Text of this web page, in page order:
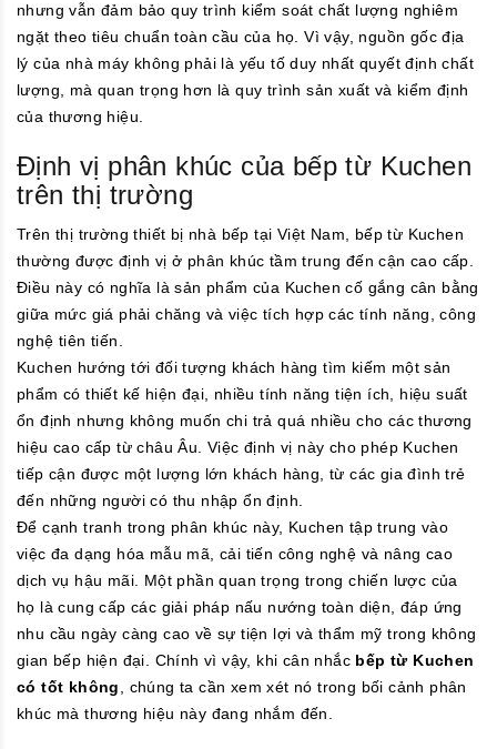
nhưng vẫn đảm bảo quy trình kiểm soát chất lượng nghiêm
ngặt theo tiêu chuẩn toàn cầu của họ. Vì vậy, nguồn gốc địa
lý của nhà máy không phải là yếu tố duy nhất quyết định chất
lượng, mà quan trọng hơn là quy trình sản xuất và kiểm định
của thương hiệu.
Định vị phân khúc của bếp từ Kuchen
trên thị trường
Trên thị trường thiết bị nhà bếp tại Việt Nam, bếp từ Kuchen
thường được định vị ở phân khúc tầm trung đến cận cao cấp.
Điều này có nghĩa là sản phẩm của Kuchen cố gắng cân bằng
giữa mức giá phải chăng và việc tích hợp các tính năng, công
nghệ tiên tiến.
Kuchen hướng tới đối tượng khách hàng tìm kiếm một sản
phẩm có thiết kế hiện đại, nhiều tính năng tiện ích, hiệu suất
ổn định nhưng không muốn chi trả quá nhiều cho các thương
hiệu cao cấp từ châu Âu. Việc định vị này cho phép Kuchen
tiếp cận được một lượng lớn khách hàng, từ các gia đình trẻ
đến những người có thu nhập ổn định.
Để cạnh tranh trong phân khúc này, Kuchen tập trung vào
việc đa dạng hóa mẫu mã, cải tiến công nghệ và nâng cao
dịch vụ hậu mãi. Một phần quan trọng trong chiến lược của
họ là cung cấp các giải pháp nấu nướng toàn diện, đáp ứng
nhu cầu ngày càng cao về sự tiện lợi và thẩm mỹ trong không
gian bếp hiện đại. Chính vì vậy, khi cân nhắc bếp từ Kuchen
có tốt không, chúng ta cần xem xét nó trong bối cảnh phân
khúc mà thương hiệu này đang nhắm đến.